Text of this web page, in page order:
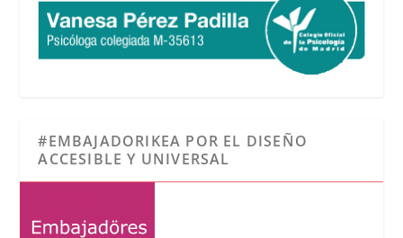
#EMBAJADORIKEA POR EL DISEÑO
ACCESIBLE Y UNIVERSAL